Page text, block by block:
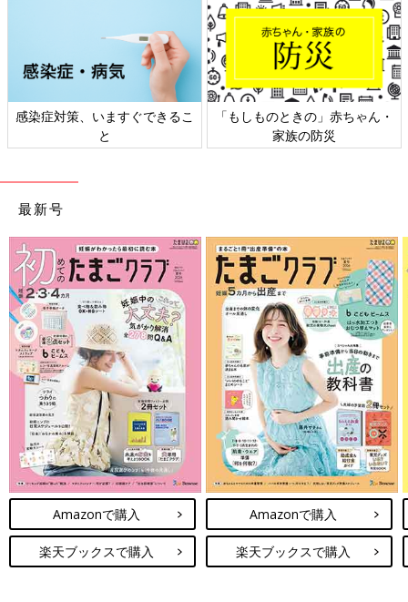
楽天ブックスで購入する（ハンディサイズ）
感染症対策、いますぐできるこ
と
「もしものときの」赤ちゃん・
家族の防災
最新号
Amazonで購入
楽天ブックスで購入
Amazonで購入
楽天ブックスで購入